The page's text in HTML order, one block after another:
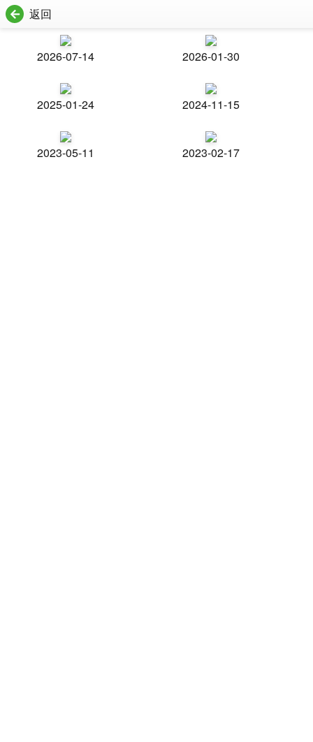
返回
2026-07-14 2026-01-30
2025-01-24 2024-11-15
2023-05-11 2023-02-17